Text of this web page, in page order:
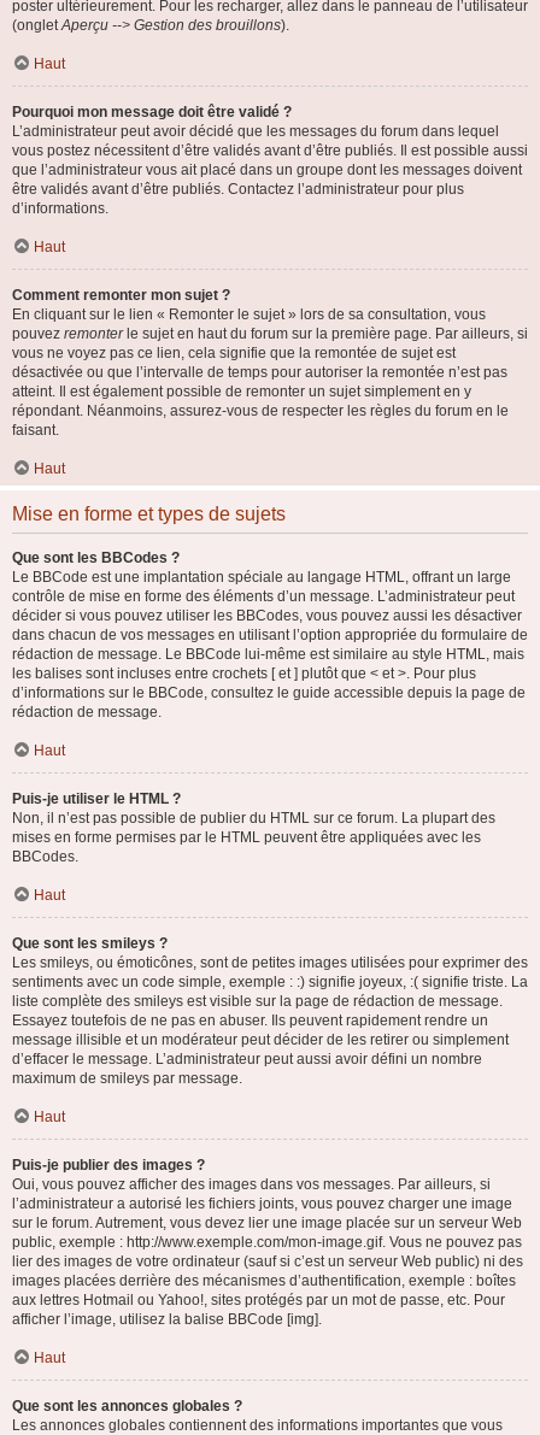
poster ultérieurement. Pour les recharger, allez dans le panneau de l’utilisateur
(ongletAperçu --> Gestion des brouillons).
Haut
Pourquoi mon message doit être validé ?
L’administrateur peut avoir décidé que les messages du forum dans lequel
vous postez nécessitent d’être validés avant d’être publiés. Il est possible aussi
que l’administrateur vous ait placé dans un groupe dont les messages doivent
être validés avant d’être publiés. Contactez l’administrateur pour plus
d’informations.
Haut
Comment remonter mon sujet ?
En cliquant sur le lien « Remonter le sujet » lors de sa consultation, vous
pouvez remonterle sujet en haut du forum sur la première page. Par ailleurs, si
vous ne voyez pas ce lien, cela signifie que la remontée de sujet est
désactivée ou que l’intervalle de temps pour autoriser la remontée n’est pas
atteint. Il est également possible de remonter un sujet simplement en y
répondant. Néanmoins, assurez-vous de respecter les règles du forum en le
faisant.
Haut
Mise en forme et types de sujets
Que sont les BBCodes ?
Le BBCode est une implantation spéciale au langage HTML, offrant un large
contrôle de mise en forme des éléments d’un message. L’administrateur peut
décider si vous pouvez utiliser les BBCodes, vous pouvez aussi les désactiver
dans chacun de vos messages en utilisant l’option appropriée du formulaire de
rédaction de message. Le BBCode lui-même est similaire au style HTML, mais
les balises sont incluses entre crochets [ et ] plutôt que < et >. Pour plus
d’informations sur le BBCode, consultez le guide accessible depuis la page de
rédaction de message.
Haut
Puis-je utiliser le HTML ?
Non, il n’est pas possible de publier du HTML sur ce forum. La plupart des
mises en forme permises par le HTML peuvent être appliquées avec les
BBCodes.
Haut
Que sont les smileys ?
Les smileys, ou émoticônes, sont de petites images utilisées pour exprimer des
sentiments avec un code simple, exemple : :) signifie joyeux, :( signifie triste. La
liste complète des smileys est visible sur la page de rédaction de message.
Essayez toutefois de ne pas en abuser. Ils peuvent rapidement rendre un
message illisible et un modérateur peut décider de les retirer ou simplement
d’effacer le message. L’administrateur peut aussi avoir défini un nombre
maximum de smileys par message.
Haut
Puis-je publier des images ?
Oui, vous pouvez afficher des images dans vos messages. Par ailleurs, si
l’administrateur a autorisé les fichiers joints, vous pouvez charger une image
sur le forum. Autrement, vous devez lier une image placée sur un serveur Web
public, exemple : http://www.exemple.com/mon-image.gif. Vous ne pouvez pas
lier des images de votre ordinateur (sauf si c’est un serveur Web public) ni des
images placées derrière des mécanismes d’authentification, exemple : boîtes
aux lettres Hotmail ou Yahoo!, sites protégés par un mot de passe, etc. Pour
afficher l’image, utilisez la balise BBCode [img].
Haut
Que sont les annonces globales ?
Les annonces globales contiennent des informations importantes que vous